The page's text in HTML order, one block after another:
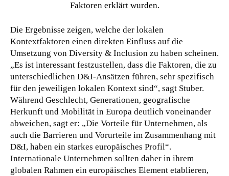
Faktoren erklärt wurden.
Die Ergebnisse zeigen, welche der lokalen
Kontextfaktoren einen direkten Einfluss auf die
Umsetzung von Diversity & Inclusion zu haben scheinen.
„Es ist interessant festzustellen, dass die Faktoren, die zu
unterschiedlichen D&I-Ansätzen führen, sehr spezifisch
für den jeweiligen lokalen Kontext sind“, sagt Stuber.
Während Geschlecht, Generationen, geografische
Herkunft und Mobilität in Europa deutlich voneinander
abweichen, sagt er: „Die Vorteile für Unternehmen, als
auch die Barrieren und Vorurteile im Zusammenhang mit
D&I, haben ein starkes europäisches Profil“.
Internationale Unternehmen sollten daher in ihrem
globalen Rahmen ein europäisches Element etablieren,